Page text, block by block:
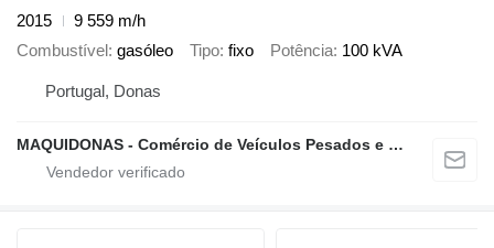
2015
9 559 m/h
Combustível gasóleo Tipo fixo Potência 100 kVA
Portugal, Donas
MAQUIDONAS - Comércio de Veículos Pesados e Ligeiros, Lda.